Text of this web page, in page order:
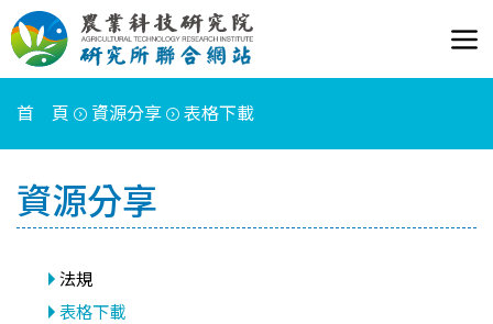
首 頁 資源分享 表格下載
資源分享
法規
表格下載